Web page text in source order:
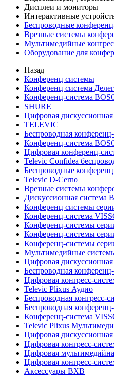
Дисплеи и мониторы
Интерактивные
Беспроводные
Врезные системы
Мультимедийные
Оборудование для
Назад
Конференц системы
Конференц система
Конференц-система
SHURE
Цифровая
TELEVIC
Беспроводная
Конференц-система
Цифровая конференц-
Televic Confidea
Беспроводные
Televic D-Cerno
Врезные системы
Дискуссионная система
Конференц системы
Конференц-система
Конференц-системы
Конференц-системы
Конференц-системы
Мультимедийные
Цифровая
Беспроводная
Цифровая конгресс-
Televic Plixus Аудио
Беспроводная конгресс-
Беспроводная
Конференц-система
Televic Plixus
Цифровая
Цифровая конгресс-
Цифровая
Цифровая конгресс-
Аксессуары BXB